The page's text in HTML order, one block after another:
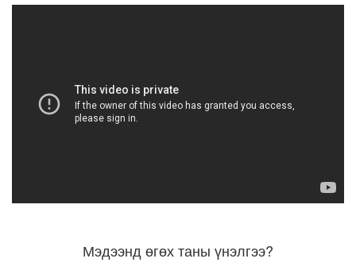
Мэдээнд өгөх таны үнэлгээ?